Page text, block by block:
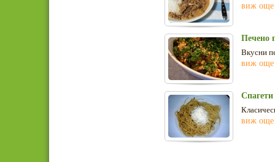
виж още
Печено
Вкусни
виж още
Спагети
виж още